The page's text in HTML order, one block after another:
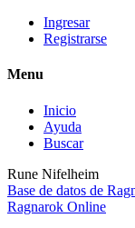
Ingresar
Registrarse
Menu
Inicio
Ayuda
Buscar
Rune Nifelheim
Base de datos de
Ragnarok Online